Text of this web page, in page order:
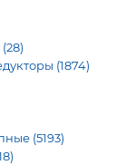
(1874)
(5193)